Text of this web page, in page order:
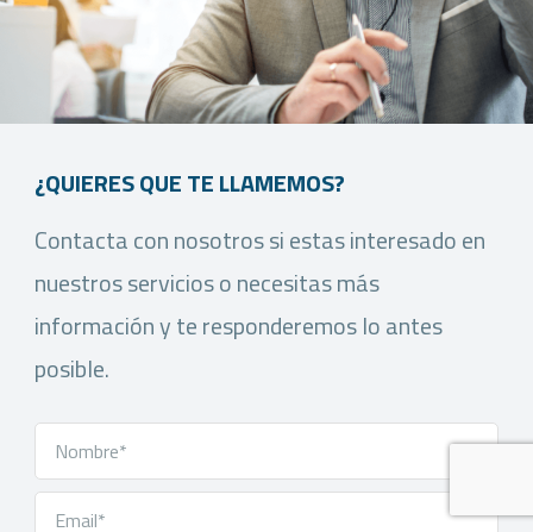
¿QUIERES QUE TE LLAMEMOS?
Contacta con nosotros si estas interesado en
nuestros servicios o necesitas más
información y te responderemos lo antes
posible.